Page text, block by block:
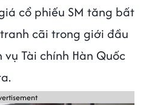
cổ phiếu SM tăng bất
cãi trong giới đầu
Tài chính Hàn Quốc